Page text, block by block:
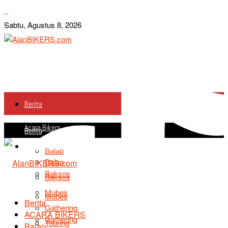
Sabtu, Agustus 8, 2026
Berita
Acara Bikers
Balap
Baksos
Mubes
Gathering
Berita
Acara Bikers
Balap
Baksos
Mubes
Gathering
Touring
Berita
ACARA BIKERS